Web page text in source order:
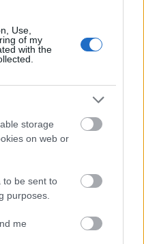
Use,
of my
with the
storage
on web or
to be sent to
purposes.
me
η πιο Εύκολη
σε 2